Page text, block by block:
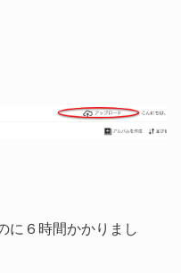
に６時間かかりまし